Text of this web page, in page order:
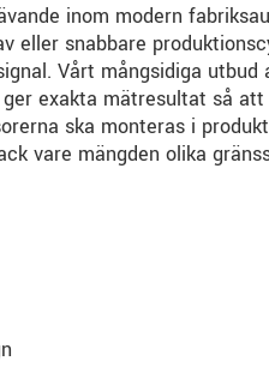
inom modern
eller snabbare
Vårt mångsidiga utbud
exakta mätresultat så
ska monteras i
vare mängden olika